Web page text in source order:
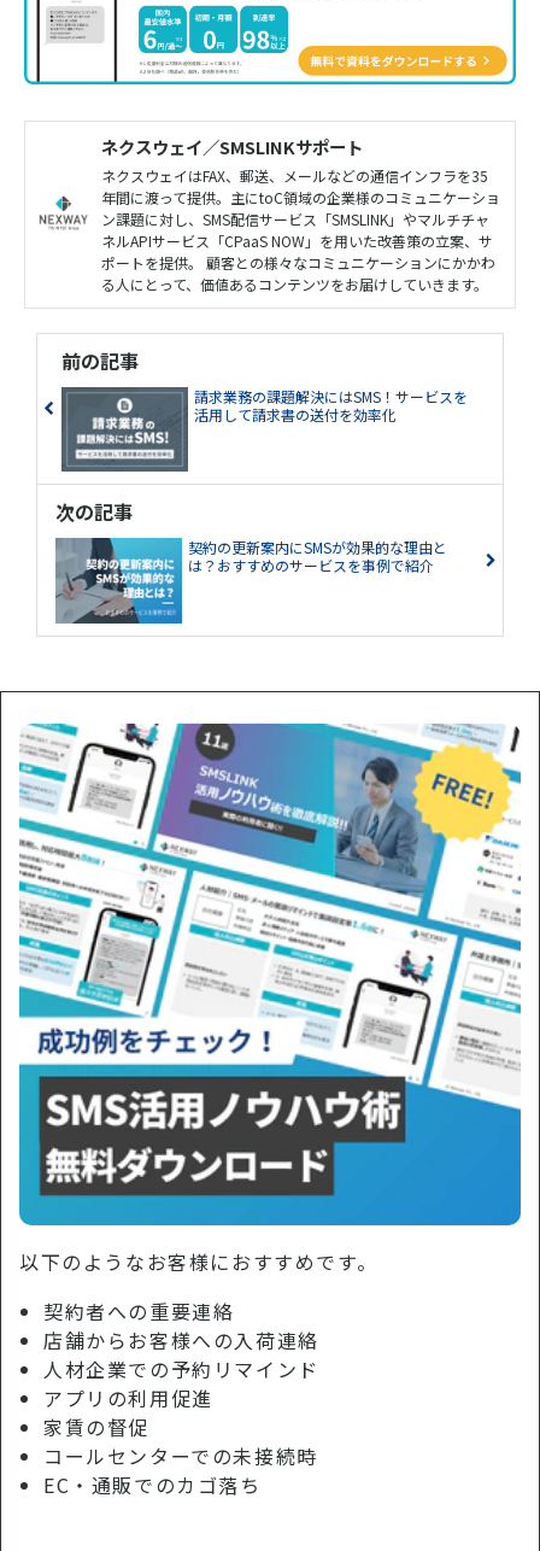
ネクスウェイ／SMSLINKサポート
ネクスウェイはFAX、郵送、メールなどの通信インフラを35
年間に渡って提供。主にtoC領域の企業様のコミュニケーショ
ン課題に対し、SMS配信サービス「SMSLINK」やマルチチャ
ネルAPIサービス「CPaaS NOW」を用いた改善策の立案、サ
ポートを提供。 顧客との様々なコミュニケーションにかかわ
る人にとって、価値あるコンテンツをお届けしていきます。
前の記事
請求業務の課題解決にはSMS！サービスを
活用して請求書の送付を効率化
次の記事
契約の更新案内にSMSが効果的な理由と
は？おすすめのサービスを事例で紹介
以下のようなお客様におすすめです。
契約者への重要連絡
店舗からお客様への入荷連絡
人材企業での予約リマインド
アプリの利用促進
家賃の督促
コールセンターでの未接続時
EC・通販でのカゴ落ち